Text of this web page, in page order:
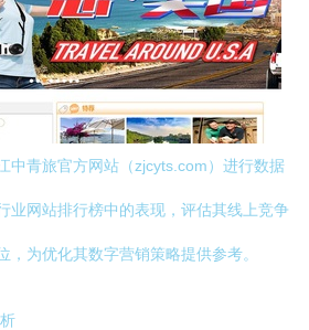
中青旅官方网站（zjcyts.com）进行数据
业网站排行榜中的表现，评估其线上竞争
，为优化其数字营销策略提供参考。